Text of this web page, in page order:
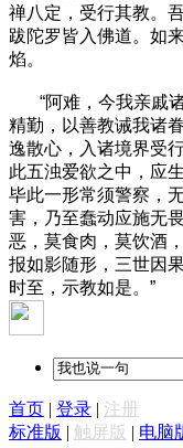
禅八定，受行其教。
跋陀罗皆入佛道。如
焰。
“阿难，今我亲戚诸
精勤，以善教诫我诸
逸散心，入诸境界受
此五浊爱欲之中，应
毕此一形常须警察，
害，乃至蠢动应施无
恶，莫食肉，莫饮酒
报如影随形，三世因
时至，示教如是。”
首页 | 登录 | 注册
标准版 | 触屏版 | 电脑